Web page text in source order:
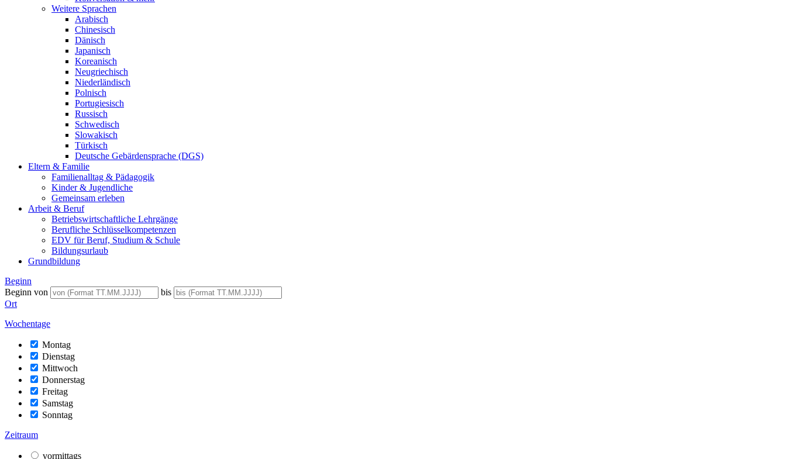
Weitere Sprachen
Arabisch
Chinesisch
Dänisch
Japanisch
Koreanisch
Neugriechisch
Niederländisch
Polnisch
Portugiesisch
Russisch
Schwedisch
Slowakisch
Türkisch
Deutsche Gebärdensprache (DGS)
Eltern & Familie
Familienalltag & Pädagogik
Kinder & Jugendliche
Gemeinsam erleben
Arbeit & Beruf
Betriebswirtschaftliche Lehrgänge
Berufliche Schlüsselkompetenzen
EDV für Beruf, Studium & Schule
Bildungsurlaub
Grundbildung
Beginn
Beginn von
bis
Ort
Wochentage
Montag
Dienstag
Mittwoch
Donnerstag
Freitag
Samstag
Sonntag
Zeitraum
vormittags